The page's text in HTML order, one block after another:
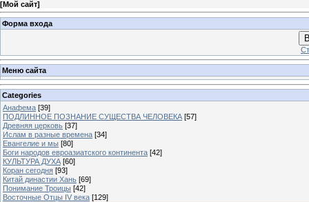
[Мой сайт]
Форма входа
Меню сайта
Categories
Анафема [39]
ПОДЛИННОЕ ПОЗНАНИЕ СУЩЕСТВА ЧЕЛОВЕКА [57]
Древняя церковь [37]
Ислам в разные времена [34]
Евангелие и мы [80]
Боги народов евроазиатского континента [42]
КУЛЬТУРА ДУХА [60]
Коран сегодня [93]
Китай династии Хань [69]
Понимание Троицы [42]
Восточные Отцы IV века [129]